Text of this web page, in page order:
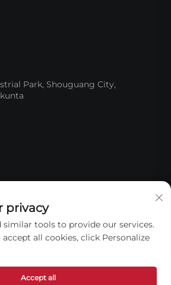
Park, Shouguang City,
Shandong Jinding Waterproof
privacy
similar tools to provide our services.
all cookies, click Personalize
Accept all